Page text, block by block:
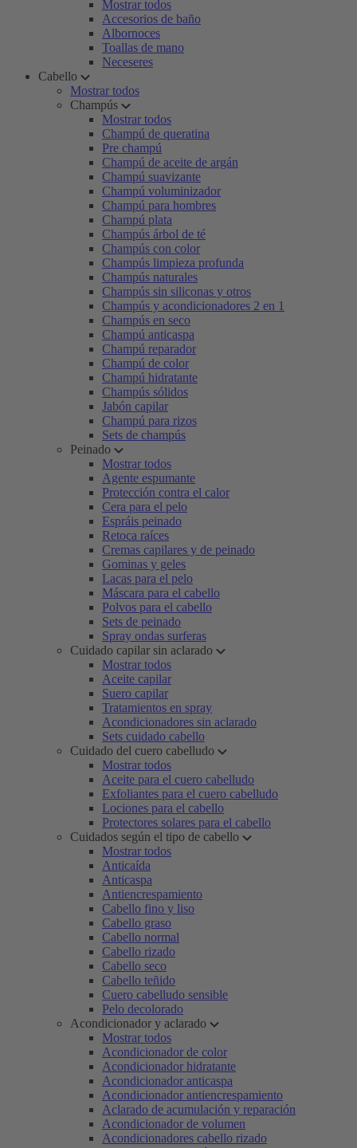
Mostrar todos
Accesorios de baño
Albornoces
Toallas de mano
Neceseres
Cabello
Mostrar todos
Champús
Mostrar todos
Champú de queratina
Pre champú
Champú de aceite de argán
Champú suavizante
Champú voluminizador
Champú para hombres
Champú plata
Champús árbol de té
Champús con color
Champús limpieza profunda
Champús naturales
Champús sin siliconas y otros
Champús y acondicionadores 2 en 1
Champús en seco
Champú anticaspa
Champú reparador
Champú de color
Champú hidratante
Champús sólidos
Jabón capilar
Champú para rizos
Sets de champús
Peinado
Mostrar todos
Agente espumante
Protección contra el calor
Cera para el pelo
Espráis peinado
Retoca raíces
Cremas capilares y de peinado
Gominas y geles
Lacas para el pelo
Máscara para el cabello
Polvos para el cabello
Sets de peinado
Spray ondas surferas
Cuidado capilar sin aclarado
Mostrar todos
Aceite capilar
Suero capilar
Tratamientos en spray
Acondicionadores sin aclarado
Sets cuidado cabello
Cuidado del cuero cabelludo
Mostrar todos
Aceite para el cuero cabelludo
Exfoliantes para el cuero cabelludo
Lociones para el cabello
Protectores solares para el cabello
Cuidados según el tipo de cabello
Mostrar todos
Anticaída
Anticaspa
Antiencrespamiento
Cabello fino y liso
Cabello graso
Cabello normal
Cabello rizado
Cabello seco
Cabello teñido
Cuero cabelludo sensible
Pelo decolorado
Acondicionador y aclarado
Mostrar todos
Acondicionador de color
Acondicionador hidratante
Acondicionador anticaspa
Acondicionador antiencrespamiento
Aclarado de acumulación y reparación
Acondicionador de volumen
Acondicionadores cabello rizado